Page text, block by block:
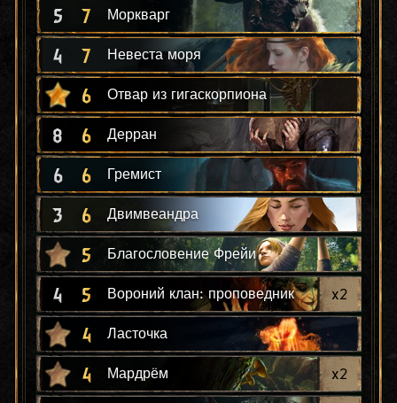
5 7 Моркварг
4 7 Невеста моря
6 Отвар из гигаскорпиона
8 6 Дерран
6 6 Гремист
3 6 Двимвеандра
5 Благословение Фрейи
4 5 Вороний клан: проповедник x2
4 Ласточка
4 Мардрём x2